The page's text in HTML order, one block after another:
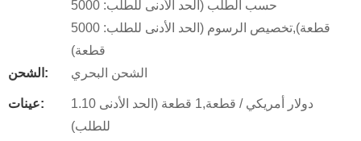
حسب الطلب (الحد الأدنى للطلب: 5000
قطعة),تخصيص الرسوم (الحد الأدنى للطلب: 5000
قطعة)
الشحن:
الشحن البحري
عينات:
1.10 دولار أمريكي / قطعة,1 قطعة (الحد الأدنى
للطلب)